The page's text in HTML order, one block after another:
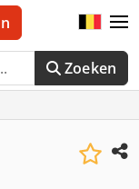
Zoeken